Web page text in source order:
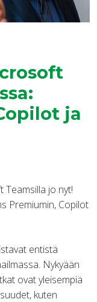
ja
jo nyt!
Premiumin, Copilot
entistä
Nykyään
ovat yleisempiä
kuten